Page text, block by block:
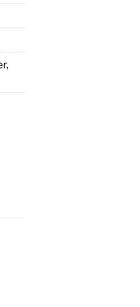
,